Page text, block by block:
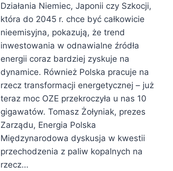
Działania Niemiec, Japonii czy Szkocji,
która do 2045 r. chce być całkowicie
nieemisyjna, pokazują, że trend
inwestowania w odnawialne źródła
energii coraz bardziej zyskuje na
dynamice. Również Polska pracuje na
rzecz transformacji energetycznej – już
teraz moc OZE przekroczyła u nas 10
gigawatów. Tomasz Żołyniak, prezes
Zarządu, Energia Polska
Międzynarodowa dyskusja w kwestii
przechodzenia z paliw kopalnych na
rzecz…